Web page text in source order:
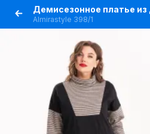
Almirastyle 398/1